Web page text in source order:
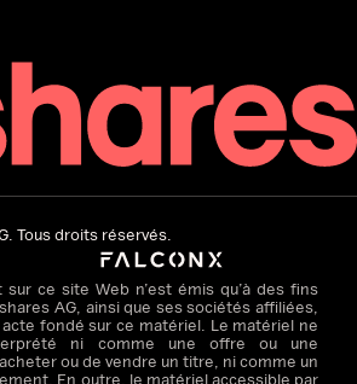
Tous droits réservés.
ce site Web n’est émis qu’à des fins
AG, ainsi que ses sociétés affiliées,
fondé sur ce matériel. Le matériel ne
ni comme une offre ou une
ou de vendre un titre, ni comme un
En outre, le matériel accessible par